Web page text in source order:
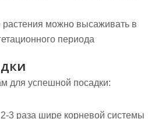
можно высаживать в
периода
для успешной посадки:
3 раза шире корневой системы